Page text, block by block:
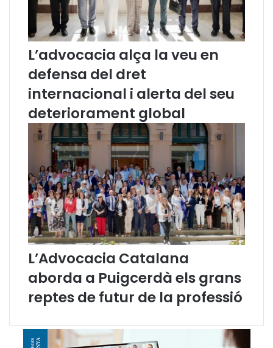
d
v
c
a
c
a
a
t
a
n
a
2
0
2
L’advocacia alça la veu en
defensa del dret
internacional i alerta del seu
deteriorament global
L’Advocacia Catalana
aborda a Puigcerdà els grans
reptes de futur de la professió